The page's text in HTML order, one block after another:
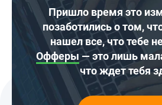
Пришло время это
позаботились о том,
нашел все, что тебе
Офферы — это лишь
что ждет тебя